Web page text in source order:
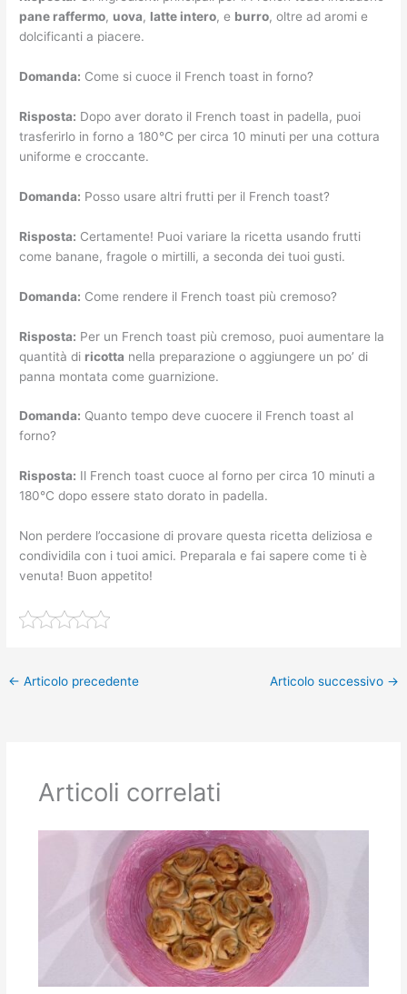
pane raffermo, uova, latte intero, e burro, oltre ad aromi e
dolcificanti a piacere.
Domanda: Come si cuoce il French toast in forno?
Risposta: Dopo aver dorato il French toast in padella, puoi
trasferirlo in forno a 180°C per circa 10 minuti per una cottura
uniforme e croccante.
Domanda: Posso usare altri frutti per il French toast?
Risposta: Certamente! Puoi variare la ricetta usando frutti
come banane, fragole o mirtilli, a seconda dei tuoi gusti.
Domanda: Come rendere il French toast più cremoso?
Risposta: Per un French toast più cremoso, puoi aumentare la
quantità di ricotta nella preparazione o aggiungere un po’ di
panna montata come guarnizione.
Domanda: Quanto tempo deve cuocere il French toast al
forno?
Risposta: Il French toast cuoce al forno per circa 10 minuti a
180°C dopo essere stato dorato in padella.
Non perdere l’occasione di provare questa ricetta deliziosa e
condividila con i tuoi amici. Preparala e fai sapere come ti è
venuta! Buon appetito!
← Articolo precedente Articolo successivo →
Articoli correlati